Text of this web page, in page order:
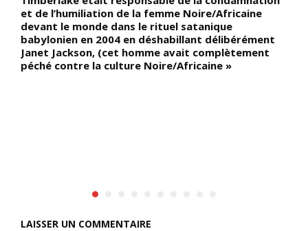
et de l’humiliation de la femme Noire/Africaine
devant le monde dans le rituel satanique
babylonien en 2004 en déshabillant délibérément
Janet Jackson, (cet homme avait complètement
péché contre la culture Noire/Africaine »
LAISSER UN COMMENTAIRE